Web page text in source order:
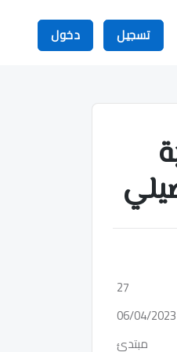
تسجيل دخول
27
06/04/2023
مبتدئ